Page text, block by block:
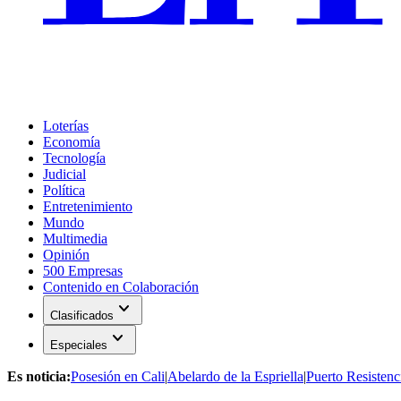
Loterías
Economía
Tecnología
Judicial
Política
Entretenimiento
Mundo
Multimedia
Opinión
500 Empresas
Contenido en Colaboración
Clasificados expand_more
Especiales expand_more
Es noticia:Posesión en Cali|Abelardo de la Espriella|Puerto